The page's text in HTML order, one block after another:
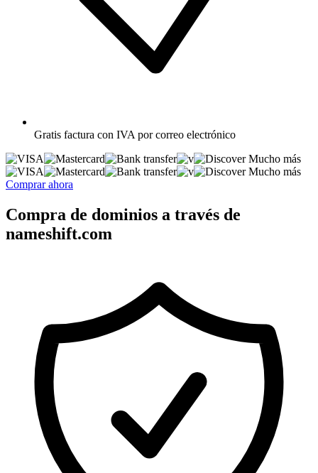
Gratis factura con IVA por correo electrónico
Mucho más
Mucho más
Comprar ahora
Compra de dominios a través de
nameshift.com